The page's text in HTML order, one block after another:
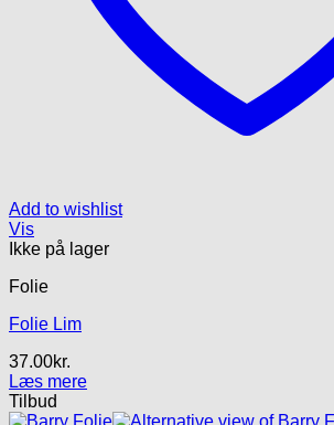
Add to wishlist
Vis
Ikke på lager
Folie
Folie Lim
37.00kr.
Læs mere
Tilbud